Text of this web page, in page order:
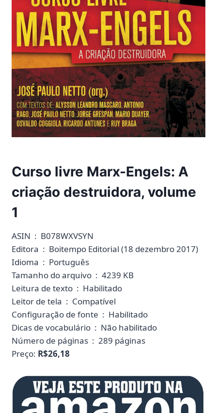
Curso livre Marx-Engels: A
criação destruidora, volume
1
ASIN ‏ : ‎ B078WXVSYN
Editora ‏ : ‎ Boitempo Editorial (18 dezembro 2017)
Idioma ‏ : ‎ Português
Tamanho do arquivo ‏ : ‎ 4239 KB
Leitura de texto ‏ : ‎ Habilitado
Leitor de tela ‏ : ‎ Compatível
Configuração de fonte ‏ : ‎ Habilitado
Dicas de vocabulário ‏ : ‎ Não habilitado
Número de páginas ‏ : ‎ 289 páginas
Preço: R$26,18